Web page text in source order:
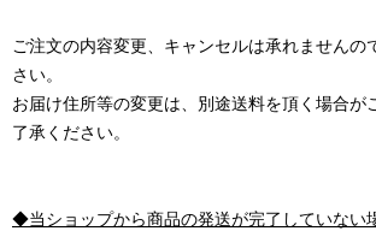
ご注文の内容変更、キャンセルは承れませんの
さい。
お届け住所等の変更は、別途送料を頂く場合が
了承ください。
◆当ショップから商品の発送が完了していない